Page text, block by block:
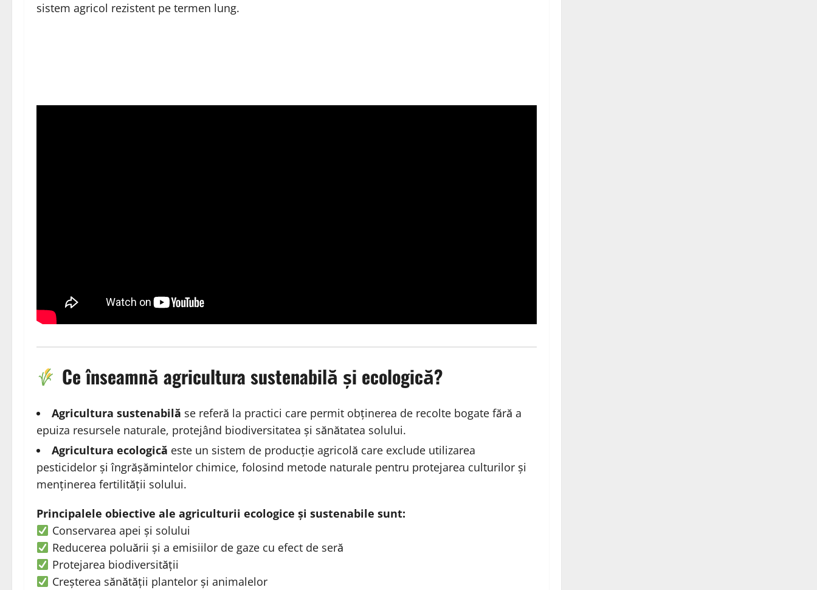
sistem agricol rezistent pe termen lung.
Ce înseamnă agricultura sustenabilă și ecologică?
Agricultura sustenabilă se referă la practici care permit obținerea de recolte bogate fără a
epuiza resursele naturale, protejând biodiversitatea și sănătatea solului.
Agricultura ecologică este un sistem de producție agricolă care exclude utilizarea
pesticidelor și îngrășămintelor chimice, folosind metode naturale pentru protejarea culturilor și
menținerea fertilității solului.
Principalele obiective ale agriculturii ecologice și sustenabile sunt:
Conservarea apei și solului
Reducerea poluării și a emisiilor de gaze cu efect de seră
Protejarea biodiversității
Creșterea sănătății plantelor și animalelor